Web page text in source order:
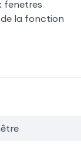
fenetres
la fonction